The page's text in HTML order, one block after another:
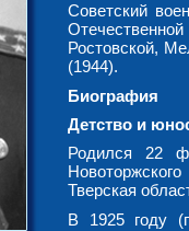
Советский
Ростовской,
(1944).
Биография
Детство и
Родился 22
Тверская
В 1925 году